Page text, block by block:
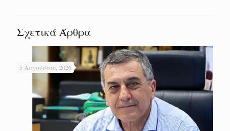
Σχετικά Άρθρα
5 Αυγούστου, 2026